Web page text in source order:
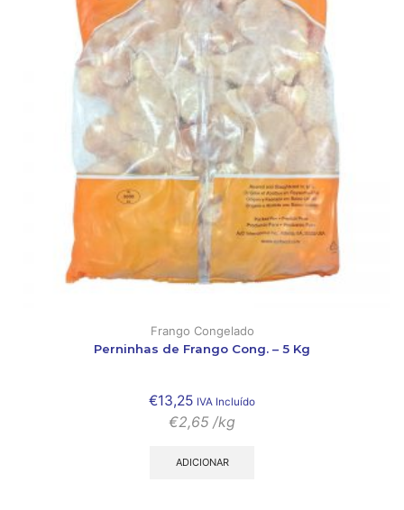
Frango Congelado
Perninhas de Frango Cong. – 5 Kg
€13,25 IVA Incluído
€2,65 /kg
ADICIONAR